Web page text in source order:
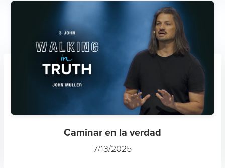
Caminar en la verdad
7/13/2025